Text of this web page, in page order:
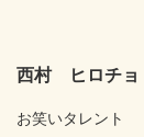
西村 ヒロチョ
お笑いタレント